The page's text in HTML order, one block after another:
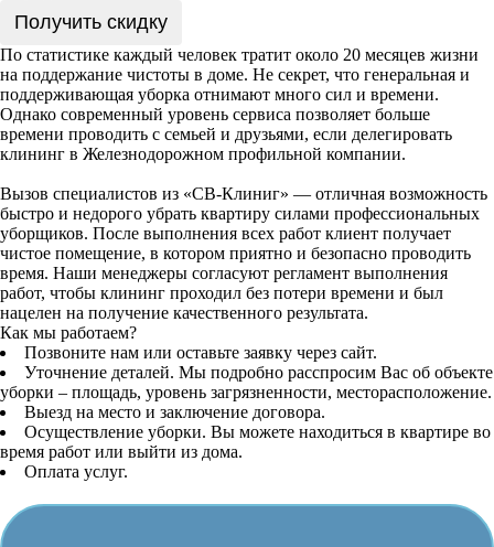
Получить скидку
По статистике каждый человек тратит около 20 месяцев жизни
на поддержание чистоты в доме. Не секрет, что генеральная и
поддерживающая уборка отнимают много сил и времени.
Однако современный уровень сервиса позволяет больше
времени проводить с семьей и друзьями, если делегировать
клининг в Железнодорожном профильной компании.
Вызов специалистов из «СВ-Клиниг» — отличная возможность
быстро и недорого убрать квартиру силами профессиональных
уборщиков. После выполнения всех работ клиент получает
чистое помещение, в котором приятно и безопасно проводить
время. Наши менеджеры согласуют регламент выполнения
работ, чтобы клининг проходил без потери времени и был
нацелен на получение качественного результата.
Как мы работаем?
Позвоните нам или оставьте заявку через сайт.
Уточнение деталей. Мы подробно расспросим Вас об объекте
уборки – площадь, уровень загрязненности, месторасположение.
Выезд на место и заключение договора.
Осуществление уборки. Вы можете находиться в квартире во
время работ или выйти из дома.
Оплата услуг.